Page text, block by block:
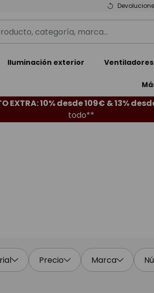
Iluminación exterior Ventiladores
EXTRA: 10% desde 109€ & 13%
todo**
Precio Marca